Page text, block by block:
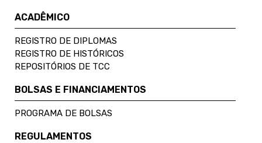
ACADÊMICO
REGISTRO DE DIPLOMAS
REGISTRO DE HISTÓRICOS
REPOSITÓRIOS DE TCC
BOLSAS E FINANCIAMENTOS
PROGRAMA DE BOLSAS
REGULAMENTOS